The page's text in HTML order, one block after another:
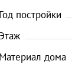
Год постройки
Этаж
Материал дома